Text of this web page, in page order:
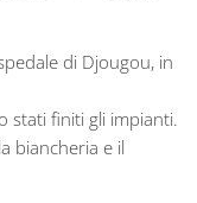
di Djougou, in
stati finiti gli impianti.
biancheria e il